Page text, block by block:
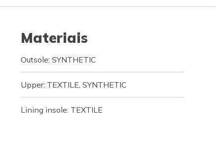
Materiais
Outsole: SYNTHETIC
Upper: TEXTILE, SYNTHETIC
Lining insole: TEXTILE